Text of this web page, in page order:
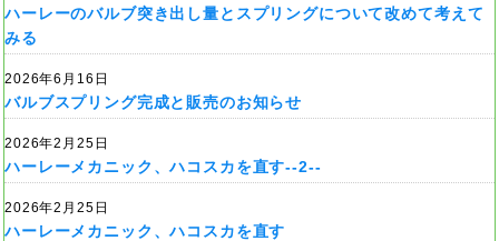
ハーレーのバルブ突き出し量とスプリングについて改めて考えて
みる
2026年6月16日
バルブスプリング完成と販売のお知らせ
2026年2月25日
ハーレーメカニック、ハコスカを直す--2--
2026年2月25日
ハーレーメカニック、ハコスカを直す